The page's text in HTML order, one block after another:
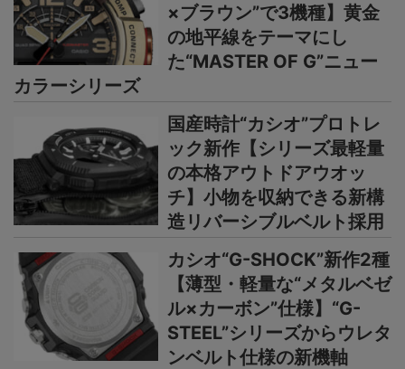
×ブラウン”で3機種】黄金
の地平線をテーマにし
た“MASTER OF G”ニュー
カラーシリーズ
国産時計“カシオ”プロトレ
ック新作【シリーズ最軽量
の本格アウトドアウオッ
チ】小物を収納できる新構
造リバーシブルベルト採用
カシオ“G-SHOCK”新作2種
【薄型・軽量な“メタルベゼ
ル×カーボン”仕様】“G-
STEEL”シリーズからウレタ
ンベルト仕様の新機軸